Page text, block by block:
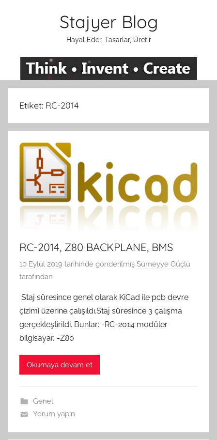
Stajyer Blog
Hayal Eder, Tasarlar, Üretir
Etiket: RC-2014
RC-2014, Z80 BACKPLANE, BMS
10 Eylül 2019 tarihinde gönderilmiş Sümeyye Güçlü
tarafından
Staj süresince genel olarak KiCad ile pcb devre
çizimi üzerine çalışıldı.Staj süresince 3 çalışma
gerçekleştirildi. Bunlar: -RC-2014 modüler
bilgisayar, -Z80
Okumaya devam et
Genel
Yorum yapın